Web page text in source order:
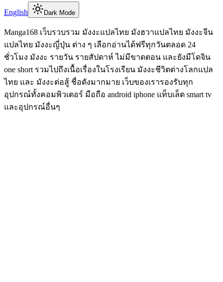
English Dark Mode
Manga168 เว็บรวบรวม มังงะแปลไทย มังฮวาแปลไทย มังงะจีน
แปลไทย มังงะญี่ปุ่น ต่าง ๆ เลือกอ่านได้ฟรีทุกวันตลอด 24
ชั่วโมง มังงะ รายวัน รายสัปดาห์ ไม่มีขาดตอน และยังมีโดจิน
one short รวมไปถึงเนื้อเรื่องในโรงเรียน มังงะชีวิตต่างโลกแปล
ไทย และ มังงะต่อสู้ ชื่อดังมากมาย เว็บของเรารองรับทุก
อุปกรณ์ทั้งคอมพิวเตอร์ มือถือ android iphone แท็บเล็ต smart tv
และอุปกรณ์อื่นๆ